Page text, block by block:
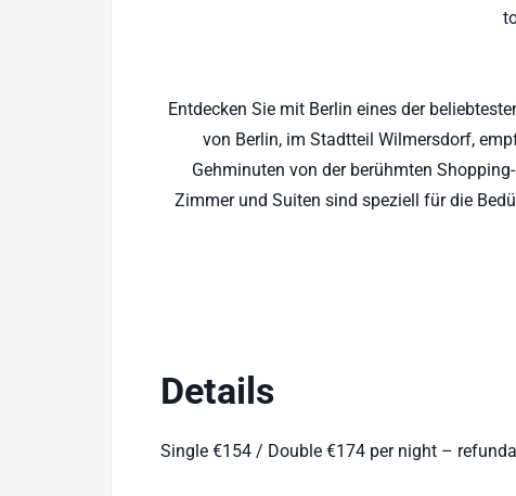
Entdecken Sie mit Berlin eines der
von Berlin, im Stadtteil Wilmersdorf,
Gehminuten von der berühmten
Zimmer und Suiten sind speziell für die
Details
Single €154 / Double €174 per night –